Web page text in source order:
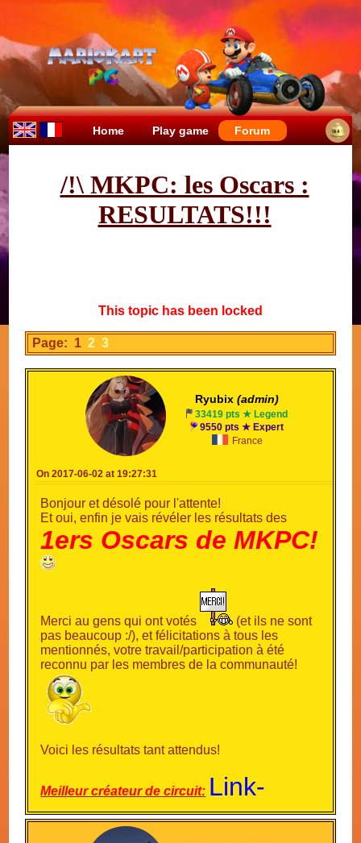
Home Play game Forum
/!\ MKPC: les Oscars :
RESULTATS!!!
This topic has been locked
Page: 1 2 3
Ryubix (admin)
33419 pts ★ Legend
9550 pts ★ Expert
France
On 2017-06-02 at 19:27:31
Bonjour et désolé pour l'attente!
Et oui, enfin je vais révéler les résultats des
1ers Oscars de MKPC!
Merci au gens qui ont votés
(et ils ne sont
pas beaucoup :/), et félicitations à tous les
mentionnés, votre travail/participation à été
reconnu par les membres de la communauté!
Voici les résultats tant attendus!
Meilleur créateur de circuit: Link-
Triforce8 et